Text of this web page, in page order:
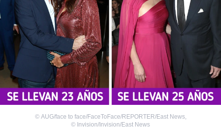
© AUG/face to face/FaceToFace/REPORTER/East News,
© Invision/Invision/East News